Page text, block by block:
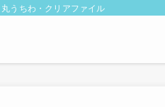
うちわ・クリアファイル